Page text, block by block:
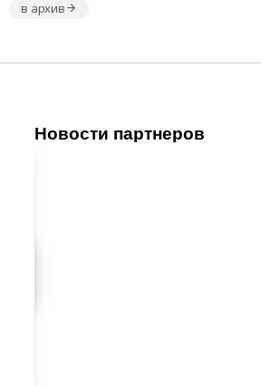
в архив
Новости партнеров